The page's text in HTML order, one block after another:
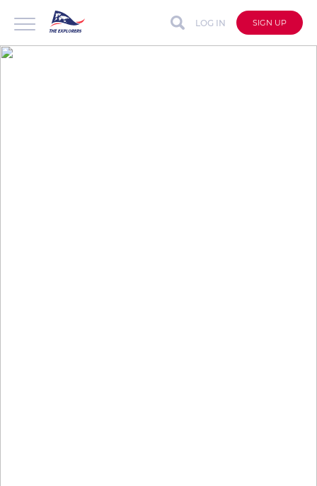
LOG IN SIGN UP